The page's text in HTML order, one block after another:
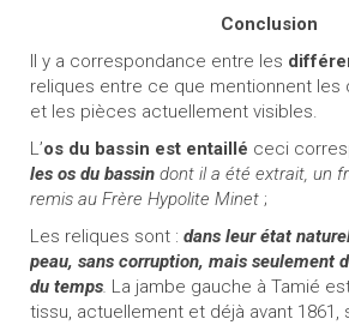
Conclusion
Il y a correspondance entre les
reliques entre ce que mentionnent
et les pièces actuellement visibles.
L’os du bassin est entaillé ceci
les os du bassin dont il a été extrait, un
remis au Frère Hypolite Minet ;
Les reliques sont : dans leur état
peau, sans corruption, mais seulement
du temps. La jambe gauche à Tamié
tissu, actuellement et déjà avant 1861,